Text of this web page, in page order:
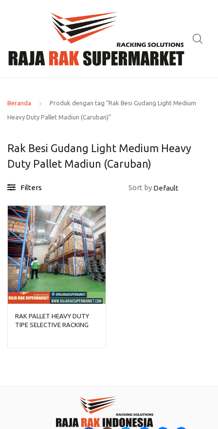
Beranda Produk dengan tag “Rak Besi Gudang Light Medium
Heavy Duty Pallet Madiun (Caruban)”
Rak Besi Gudang Light Medium Heavy
Duty Pallet Madiun (Caruban)
Filters Sort by
RAK PALLET HEAVY DUTY
TIPE SELECTIVE RACKING